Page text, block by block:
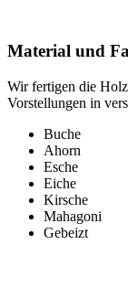
Material und
Wir fertigen die
Vorstellungen in
Buche
Ahorn
Esche
Eiche
Kirsche
Mahagoni
Gebeizt